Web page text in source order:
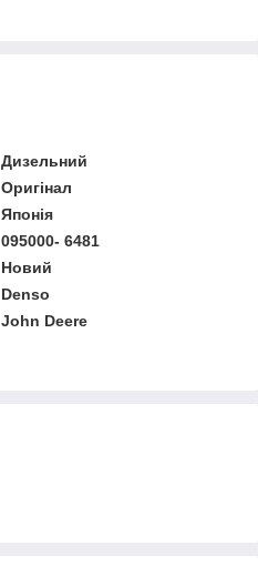
Дизельний
Оригінал
Японія
095000- 6481
Новий
Denso
John Deere